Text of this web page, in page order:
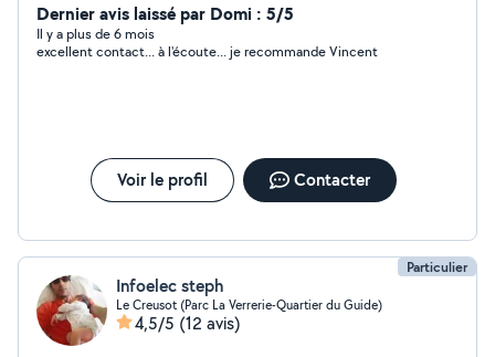
Dernier avis laissé par Domi : 5/5
Il y a plus de 6 mois
excellent contact... à l'écoute... je recommande Vincent
Voir le profil Contacter
Particulier
Infoelec steph
Le Creusot (Parc La Verrerie-Quartier du Guide)
4,5/5 (12 avis)